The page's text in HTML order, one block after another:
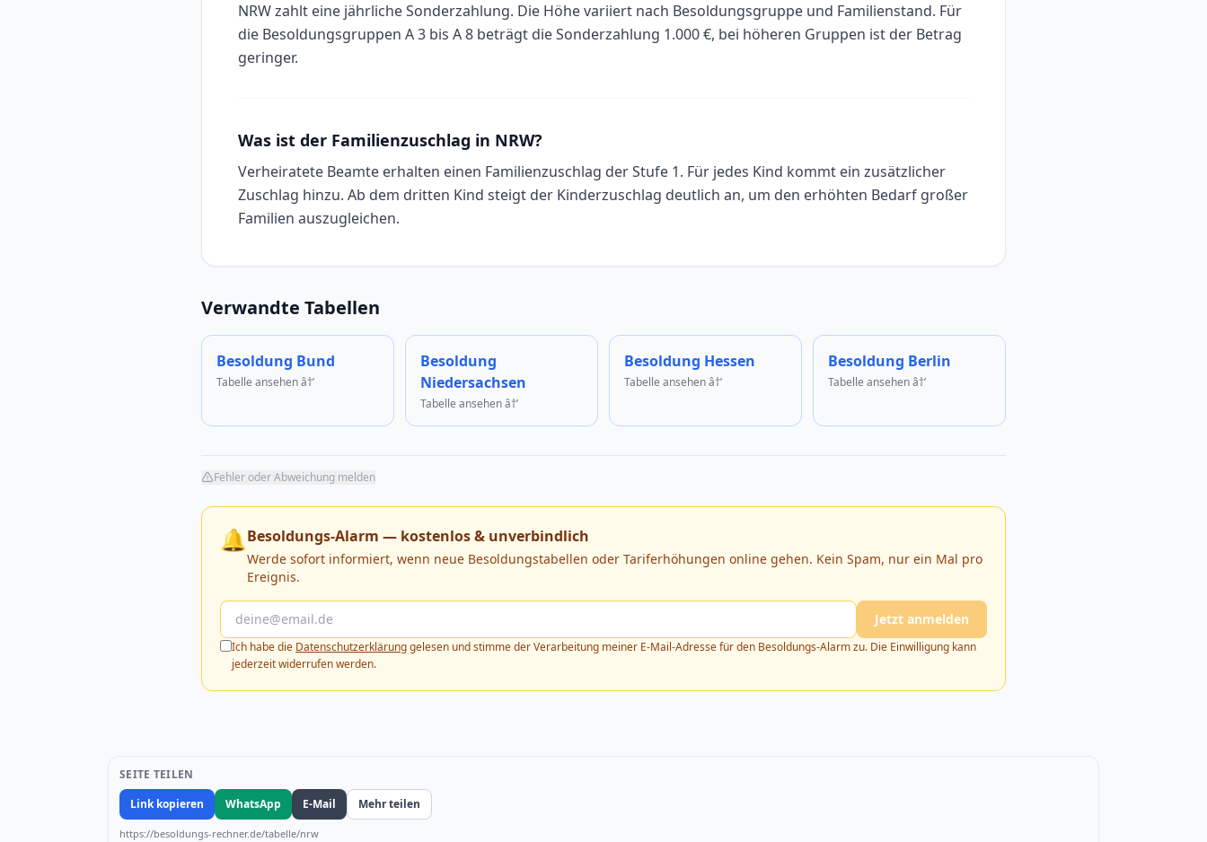
NRW zahlt eine jährliche Sonderzahlung. Die Höhe variiert nach Besoldungsgruppe und Familienstand. Für
die Besoldungsgruppen A 3 bis A 8 beträgt die Sonderzahlung 1.000 €, bei höheren Gruppen ist der Betrag
geringer.
Was ist der Familienzuschlag in NRW?
Verheiratete Beamte erhalten einen Familienzuschlag der Stufe 1. Für jedes Kind kommt ein zusätzlicher
Zuschlag hinzu. Ab dem dritten Kind steigt der Kinderzuschlag deutlich an, um den erhöhten Bedarf großer
Familien auszugleichen.
Verwandte Tabellen
Besoldung Bund
Tabelle ansehen â†’
Besoldung
Niedersachsen
Tabelle ansehen â†’
Besoldung Hessen
Tabelle ansehen â†’
Besoldung Berlin
Tabelle ansehen â†’
Fehler oder Abweichung melden
🔔Besoldungs-Alarm — kostenlos & unverbindlich
Werde sofort informiert, wenn neue Besoldungstabellen oder Tariferhöhungen online gehen. Kein Spam, nur ein Mal pro
Ereignis.
Jetzt anmelden
Ich habe die Datenschutzerklärunggelesen und stimme der Verarbeitung meiner E-Mail-Adresse für den Besoldungs-Alarm zu. Die Einwilligung kann
jederzeit widerrufen werden.
SEITE TEILEN
Link kopieren
WhatsApp E-Mail Mehr teilen
https://besoldungs-rechner.de/tabelle/nrw